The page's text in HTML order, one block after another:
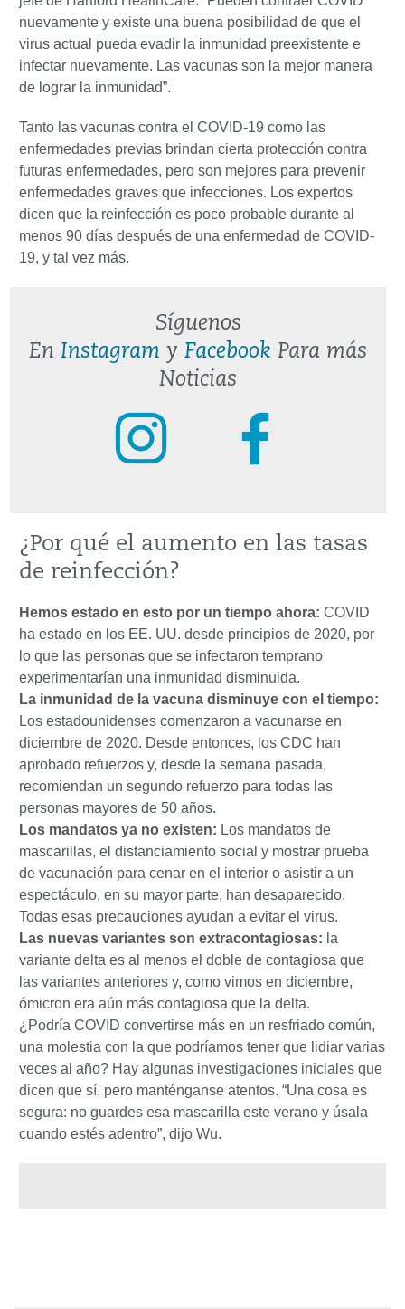
nuevamente y existe una buena posibilidad de que el
virus actual pueda evadir la inmunidad preexistente e
infectar nuevamente. Las vacunas son la mejor manera
de lograr la inmunidad”.
Tanto las vacunas contra el COVID-19 como las
enfermedades previas brindan cierta protección contra
futuras enfermedades, pero son mejores para prevenir
enfermedades graves que infecciones. Los expertos
dicen que la reinfección es poco probable durante al
menos 90 días después de una enfermedad de COVID-
19, y tal vez más.
Síguenos
En Instagram y Facebook Para más
Noticias
¿Por qué el aumento en las tasas
de reinfección?
Hemos estado en esto por un tiempo ahora: COVID
ha estado en los EE. UU. desde principios de 2020, por
lo que las personas que se infectaron temprano
experimentarían una inmunidad disminuida.
La inmunidad de la vacuna disminuye con el tiempo:
Los estadounidenses comenzaron a vacunarse en
diciembre de 2020. Desde entonces, los CDC han
aprobado refuerzos y, desde la semana pasada,
recomiendan un segundo refuerzo para todas las
personas mayores de 50 años.
Los mandatos ya no existen: Los mandatos de
mascarillas, el distanciamiento social y mostrar prueba
de vacunación para cenar en el interior o asistir a un
espectáculo, en su mayor parte, han desaparecido.
Todas esas precauciones ayudan a evitar el virus.
Las nuevas variantes son extracontagiosas: la
variante delta es al menos el doble de contagiosa que
las variantes anteriores y, como vimos en diciembre,
ómicron era aún más contagiosa que la delta.
¿Podría COVID convertirse más en un resfriado común,
una molestia con la que podríamos tener que lidiar varias
veces al año? Hay algunas investigaciones iniciales que
dicen que sí, pero manténganse atentos. “Una cosa es
segura: no guardes esa mascarilla este verano y úsala
cuando estés adentro”, dijo Wu.